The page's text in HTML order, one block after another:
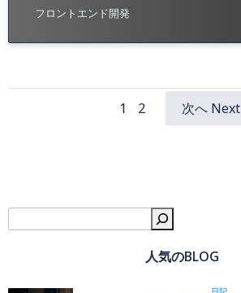
フロントエンド開発
Posts
Page
1 Page
2
Posts
次へ Next
人気のBLOG